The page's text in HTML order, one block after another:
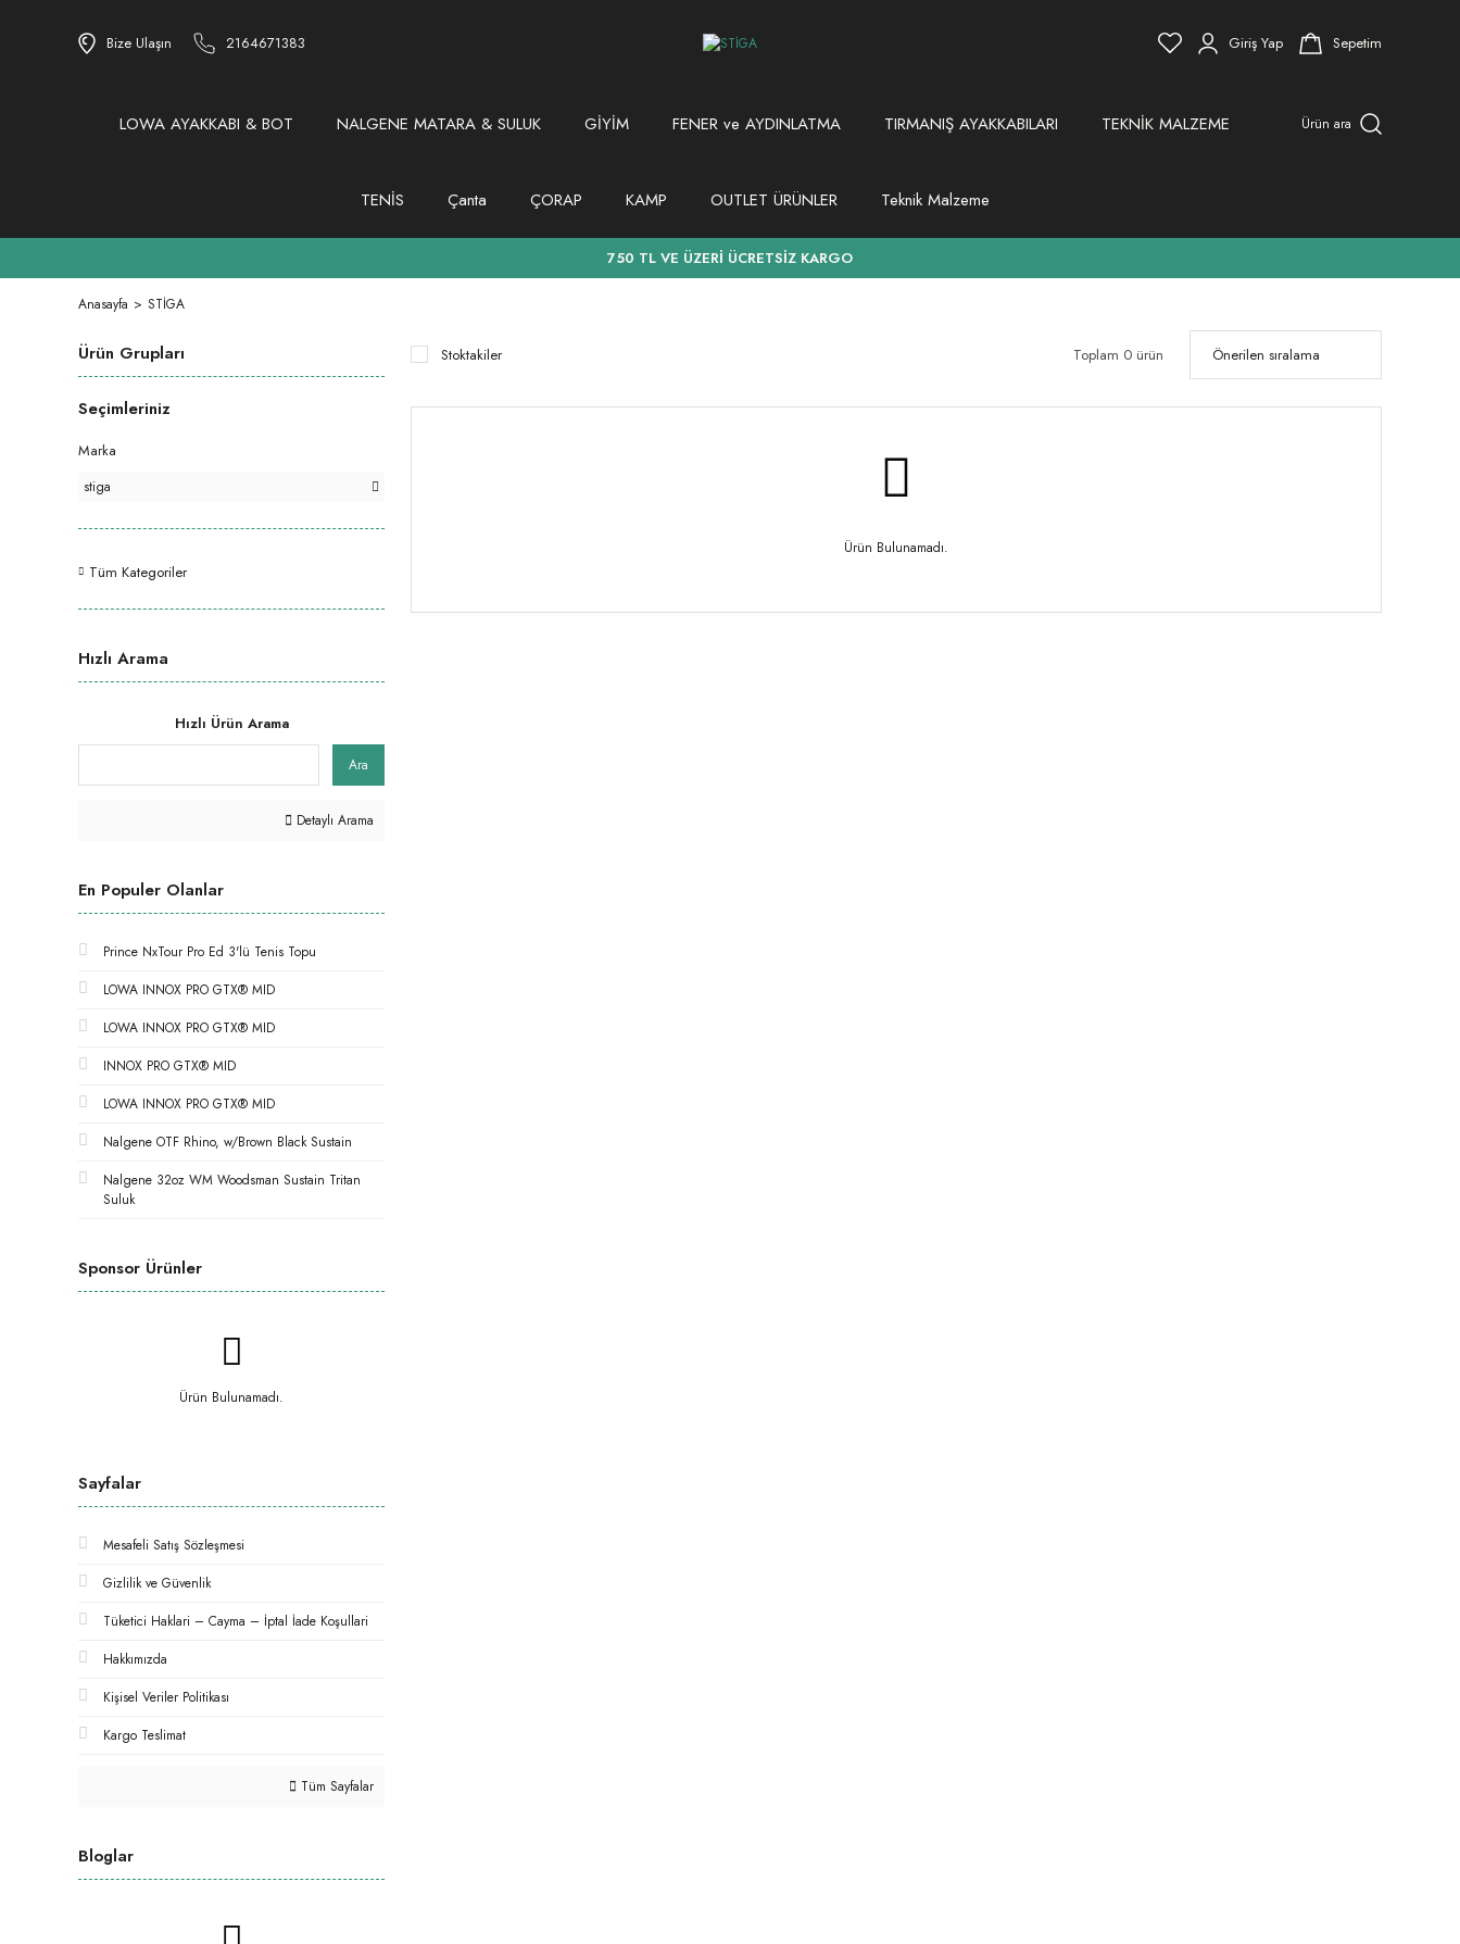
Bize Ulaşın 2164671383 Giriş Yap Sepetim
LOWA AYAKKABI & BOT NALGENE MATARA & SULUK GİYİM FENER ve AYDINLATMA TIRMANIŞ AYAKKABILARI TEKNİK MALZEME
TENİS Çanta ÇORAP KAMP OUTLET ÜRÜNLER Teknik Malzeme
Ürün ara
750 TL VE ÜZERİ ÜCRETSİZ KARGO
Anasayfa STİGA
Ürün Grupları
Seçimleriniz
Marka
stiga
Tüm Kategoriler
Hızlı Arama
Hızlı Ürün Arama
Ara
Detaylı Arama
En Populer Olanlar
Prince NxTour Pro Ed 3'lü Tenis Topu
LOWA INNOX PRO GTX® MID
LOWA INNOX PRO GTX® MID
INNOX PRO GTX® MID
LOWA INNOX PRO GTX® MID
Nalgene OTF Rhino, w/Brown Black Sustain
Nalgene 32oz WM Woodsman Sustain Tritan
Suluk
Sponsor Ürünler
Ürün Bulunamadı.
Sayfalar
Mesafeli Satış Sözleşmesi
Gizlilik ve Güvenlik
Tüketici Haklari – Cayma – İptal İade Koşullari
Hakkımızda
Kişisel Veriler Politikası
Kargo Teslimat
Tüm Sayfalar
Bloglar
Stoktakiler Toplam 0 ürün
Ürün Bulunamadı.